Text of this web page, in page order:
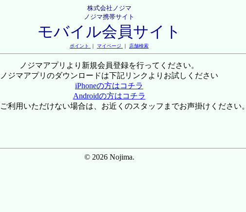
株式会社ノジマ
ノジマ携帯サイト
モバイル会員サイト
ポイント ｜ マイページ ｜ 店舗検索
ノジマアプリより新規会員登録を行ってください。
ノジマアプリのダウンロードは下記リンクよりお試しください
iPhoneの方はコチラ
Androidの方はコチラ
利用いただけない場合は、お近くのスタッフまでお声掛けください。
© 2026 Nojima.